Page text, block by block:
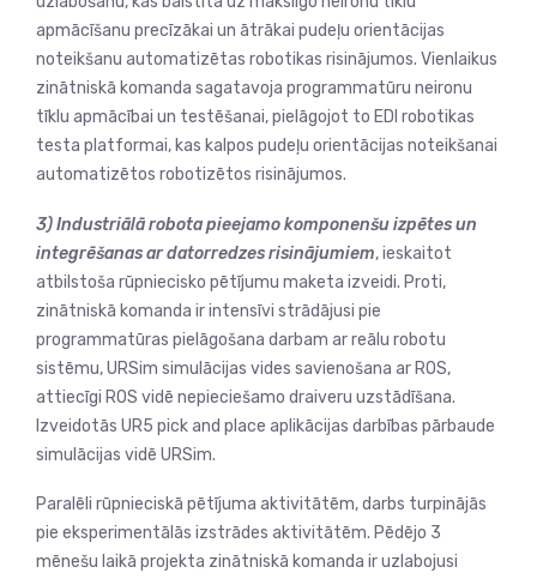
apmācīšanu precīzākai un ātrākai pudeļu orientācijas
noteikšanu automatizētas robotikas risinājumos. Vienlaikus
zinātniskā komanda sagatavoja programmatūru neironu
tīklu apmācībai un testēšanai, pielāgojot to EDI robotikas
testa platformai, kas kalpos pudeļu orientācijas noteikšanai
automatizētos robotizētos risinājumos.
3) Industriālā robota pieejamo komponenšu izpētes un
integrēšanas ar datorredzes risinājumiem, ieskaitot
atbilstoša rūpniecisko pētījumu maketa izveidi. Proti,
zinātniskā komanda ir intensīvi strādājusi pie
programmatūras pielāgošana darbam ar reālu robotu
sistēmu, URSim simulācijas vides savienošana ar ROS,
attiecīgi ROS vidē nepieciešamo draiveru uzstādīšana.
Izveidotās UR5 pick and place aplikācijas darbības pārbaude
simulācijas vidē URSim.
Paralēli rūpnieciskā pētījuma aktivitātēm, darbs turpinājās
pie eksperimentālās izstrādes aktivitātēm. Pēdējo 3
mēnešu laikā projekta zinātniskā komanda ir uzlabojusi